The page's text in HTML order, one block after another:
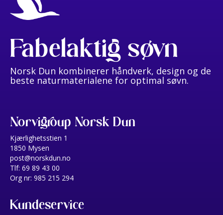
Fabelaktig søvn
Norsk Dun kombinerer håndverk, design og de
beste naturmaterialene for optimal søvn.
Norvigroup Norsk Dun
Kjærlighetsstien 1
1850 Mysen
post@norskdun.no
Tlf: 69 89 43 00
Org nr: 985 215 294
Kundeservice